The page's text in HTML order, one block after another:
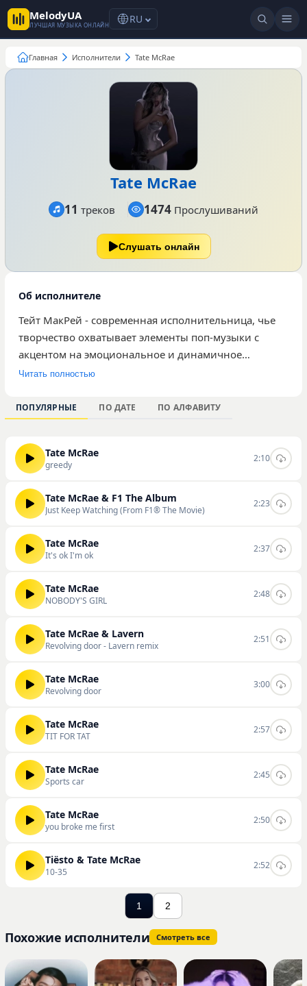
MelodyUA
ЛУЧШАЯ МУЗЫКА ОНЛАЙН RU
Главная Исполнители Tate McRae
Tate McRae
11 треков 1474 Прослушиваний
Слушать онлайн
Об исполнителе
Тейт МакРей - современная исполнительница, чье
творчество охватывает элементы поп-музыки с
акцентом на эмоциональное и динамичное
звучание. В каталоге представлено 11 композиций
нашем ресурсе. Среди наиболее популярных треков
выделяются «greedy», «Just Keep Watching (From F1®
исполнительницы ориентирована на широкую
аудиторию, предпочитающую актуальные поп-
ритмы и искренние тексты. Вы можете
ознакомиться со всеми доступными работами Тейт
нашем сайте.
Читать полностью
ПОПУЛЯРНЫЕ ПО ДАТЕ ПО АЛФАВИТУ
Tate McRae
greedy
2:10
Tate McRae & F1 The Album
Just Keep Watching (From F1® The Movie)
2:23
Tate McRae
It's ok I'm ok
2:37
Tate McRae
NOBODY'S GIRL
2:48
Tate McRae & Lavern
Revolving door - Lavern remix
2:51
Tate McRae
Revolving door
3:00
Tate McRae
TIT FOR TAT
2:57
Tate McRae
Sports car
2:45
Tate McRae
you broke me first
2:50
Tiësto & Tate McRae
10-35
2:52
1 2
Похожие исполнители Смотреть все